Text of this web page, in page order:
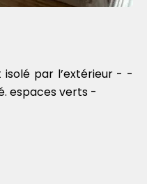
isolé par l’extérieur - -
espaces verts -